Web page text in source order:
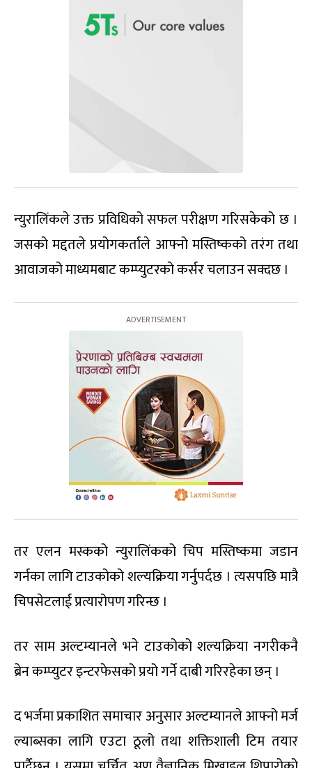
न्युरालिंकले उक्त प्रविधिको सफल परीक्षण गरिसकेको छ ।
जसको मद्दतले प्रयोगकर्ताले आफ्नो मस्तिष्कको तरंग तथा
आवाजको माध्यमबाट कम्प्युटरको कर्सर चलाउन सक्दछ ।
तर एलन मस्कको न्युरालिंकको चिप मस्तिष्कमा जडान
गर्नका लागि टाउकोको शल्यक्रिया गर्नुपर्दछ । त्यसपछि मात्रै
चिपसेटलाई प्रत्यारोपण गरिन्छ ।
तर साम अल्टम्यानले भने टाउकोको शल्यक्रिया नगरीकनै
ब्रेन कम्प्युटर इन्टरफेसको प्रयो गर्ने दाबी गरिरहेका छन् ।
द भर्जमा प्रकाशित समाचार अनुसार अल्टम्यानले आफ्नो मर्ज
ल्याब्सका लागि एउटा ठूलो तथा शक्तिशाली टिम तयार